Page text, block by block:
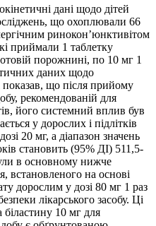
дані щодо дітей
що охоплювали 66
ринокон’юнктивітом
приймали 1 таблетку
порожнині, по 10 мг 1
даних щодо
показав, що після прийому
рекомендованій для
його системний вплив був
у дорослих і підлітків
20 мг, а діапазон значень
становить (95% ДІ) 511,5-
в основному нижче
встановленого на основі
дорослим у дозі 80 мг 1 раз
лікарського засобу. Ці
біластину 10 мг для